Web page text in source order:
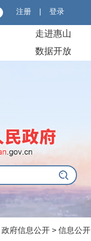
注册 |登录
走进惠山
数据开放
政府信息公开 > 信息公开